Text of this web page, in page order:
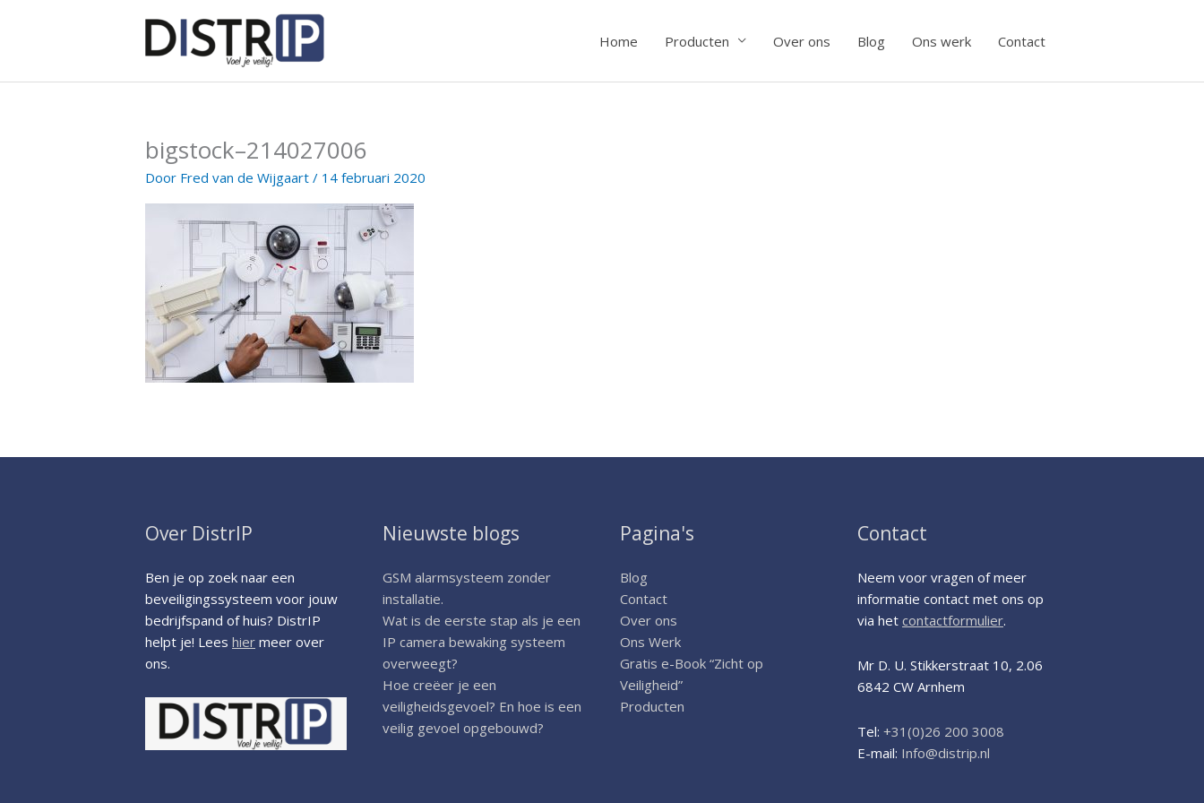
Home Producten Over ons Blog Ons werk Contact
bigstock–214027006
Door Fred van de Wijgaart / 14 februari 2020
Over DistrIP
Ben je op zoek naar een
beveiligingssysteem voor jouw
bedrijfspand of huis? DistrIP
helpt je! Lees hier meer over
ons.
Nieuwste blogs
GSM alarmsysteem zonder
installatie.
Wat is de eerste stap als je een
IP camera bewaking systeem
overweegt?
Hoe creëer je een
veiligheidsgevoel? En hoe is een
veilig gevoel opgebouwd?
Pagina's
Blog
Contact
Over ons
Ons Werk
Gratis e-Book “Zicht op
Veiligheid”
Producten
Contact
Neem voor vragen of meer
informatie contact met ons op
via het contactformulier.
Mr D. U. Stikkerstraat 10, 2.06
6842 CW Arnhem
Tel: +31(0)26 200 3008
E-mail: Info@distrip.nl